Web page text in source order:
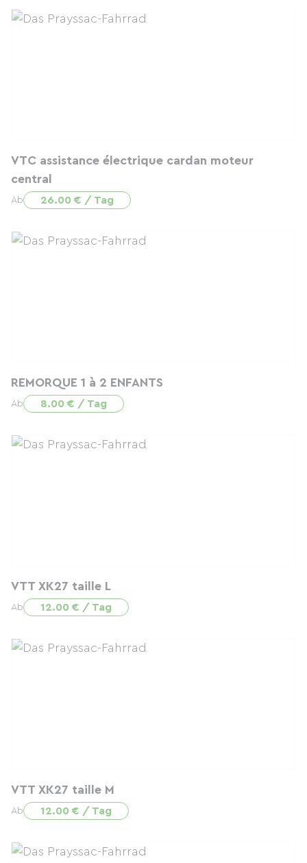
VTC assistance électrique cardan moteur
central
Ab 26.00 € / Tag
REMORQUE 1 à 2 ENFANTS
Ab 8.00 € / Tag
VTT XK27 taille L
Ab 12.00 € / Tag
VTT XK27 taille M
Ab 12.00 € / Tag